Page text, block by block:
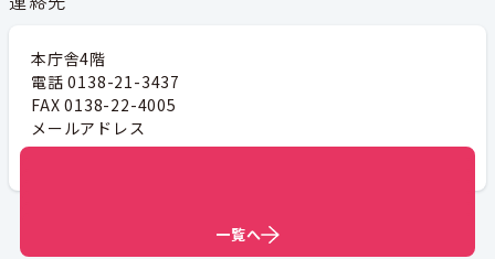
本庁舎4階
電話 0138-21-3437
FAX 0138-22-4005
メールアドレス
kouenkasen@city.hakodate.hokkaido.jp
一覧へ
一覧へ